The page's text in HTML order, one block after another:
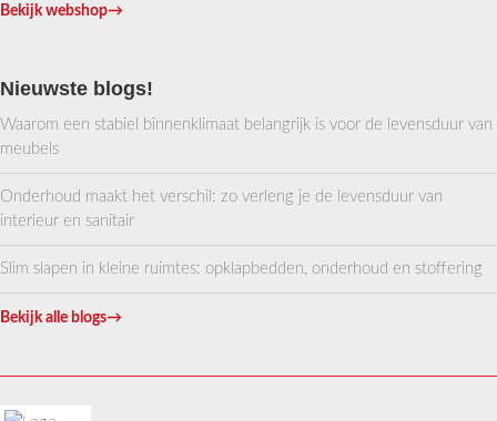
Bekijk webshop→
Nieuwste blogs!
Waarom een stabiel binnenklimaat belangrijk is voor de levensduur van
meubels
Onderhoud maakt het verschil: zo verleng je de levensduur van
interieur en sanitair
Slim slapen in kleine ruimtes: opklapbedden, onderhoud en stoffering
Bekijk alle blogs→